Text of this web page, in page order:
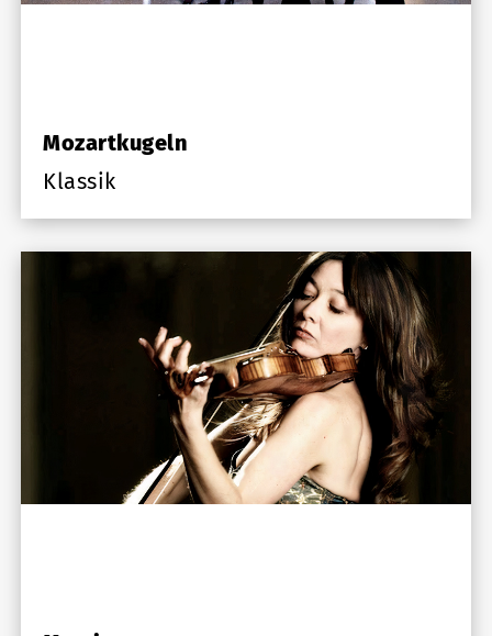
Mozartkugeln
Klassik